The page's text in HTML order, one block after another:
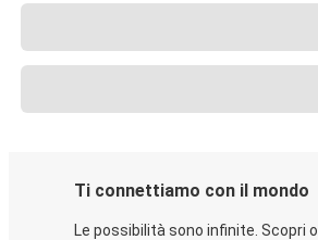
Ti connettiamo con il mondo
Le possibilità sono infinite. Scopri